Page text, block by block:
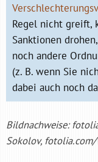
Regel nicht greift,
Sanktionen
noch andere
(z. B. wenn Sie
dabei auch noch
Bildnachweise:
Sokolov,